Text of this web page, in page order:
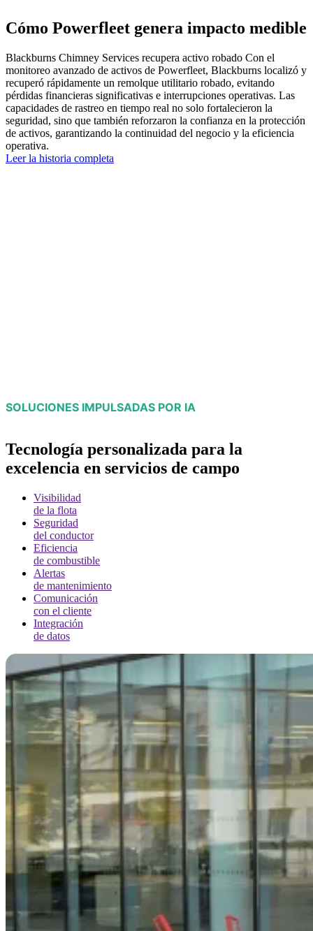
Cómo Powerfleet genera impacto medible
Blackburns Chimney Services recupera activo robado Con el
monitoreo avanzado de activos de Powerfleet, Blackburns localizó y
recuperó rápidamente un remolque utilitario robado, evitando
pérdidas financieras significativas e interrupciones operativas. Las
capacidades de rastreo en tiempo real no solo fortalecieron la
seguridad, sino que también reforzaron la confianza en la protección
de activos, garantizando la continuidad del negocio y la eficiencia
operativa.
Leer la historia completa
SOLUCIONES IMPULSADAS POR IA
Tecnología personalizada para la
excelencia en servicios de campo
Visibilidad
de la flota
Seguridad
del conductor
Eficiencia
de combustible
Alertas
de mantenimiento
Comunicación
con el cliente
Integración
de datos